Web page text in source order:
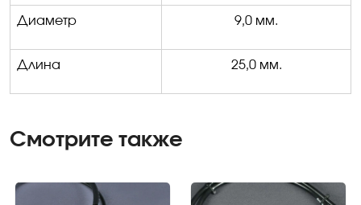
Диаметр 9,0 мм.
Длина 25,0 мм.
Смотрите также